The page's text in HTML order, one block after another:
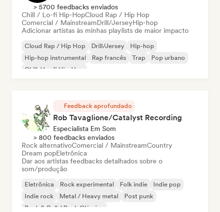
> 5700 feedbacks enviados
Chill / Lo-fi Hip-HopCloud Rap / Hip Hop
Comercial / MainstreamDrill/JerseyHip-hop
Adicionar artistas às minhas playlists de maior impacto
Cloud Rap / Hip Hop Drill/Jersey
Hip-hop
Hip-hop instrumental
Rap francês Trap
Pop urbano
Chill / Lo-fi Hip-Hop
Feedback aprofundado
Rob Tavaglione/Catalyst Recording
Especialista Em Som
> 800 feedbacks enviados
Rock alternativoComercial / MainstreamCountry
Dream popEletrônica
Dar aos artistas feedbacks detalhados sobre o
som/produção
Eletrônica Rock experimental Folk indie
Indie pop
Indie rock
Metal / Heavy metal
Post punk
Rock & Roll / Rock Clássico